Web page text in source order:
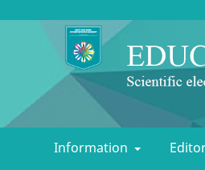
Information